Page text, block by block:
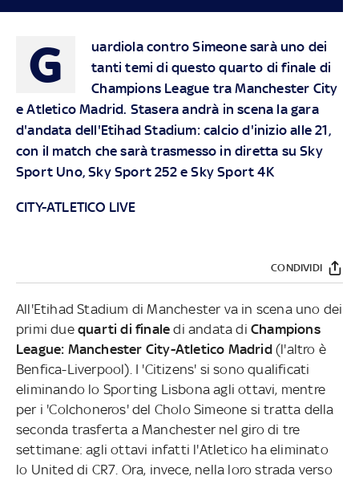
G
uardiola contro Simeone sarà uno dei
tanti temi di questo quarto di finale di
Champions League tra Manchester City
e Atletico Madrid. Stasera andrà in scena la gara
d'andata dell'Etihad Stadium: calcio d'inizio alle 21,
con il match che sarà trasmesso in diretta su Sky
Sport Uno, Sky Sport 252 e Sky Sport 4K
CITY-ATLETICO LIVE
CONDIVIDI
All'Etihad Stadium di Manchester va in scena uno dei
primi due quarti di finaledi andata diChampions
League: Manchester City-Atletico Madrid (l'altro è
Benfica-Liverpool). I 'Citizens' si sono qualificati
eliminando lo Sporting Lisbona agli ottavi, mentre
per i 'Colchoneros' del Cholo Simeone si tratta della
seconda trasferta a Manchester nel giro di tre
settimane: agli ottavi infatti l'Atletico ha eliminato
lo United di CR7. Ora, invece, nella loro strada verso